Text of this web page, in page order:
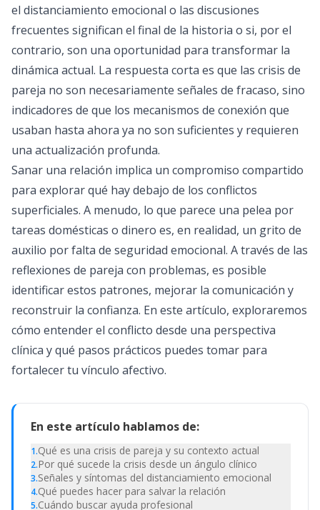
el distanciamiento emocional o las discusiones
frecuentes significan el final de la historia o si, por el
contrario, son una oportunidad para transformar la
dinámica actual. La respuesta corta es que las crisis de
pareja no son necesariamente señales de fracaso, sino
indicadores de que los mecanismos de conexión que
usaban hasta ahora ya no son suficientes y requieren
una actualización profunda.
Sanar una relación implica un compromiso compartido
para explorar qué hay debajo de los conflictos
superficiales. A menudo, lo que parece una pelea por
tareas domésticas o dinero es, en realidad, un grito de
auxilio por falta de seguridad emocional. A través de las
reflexiones de pareja con problemas, es posible
identificar estos patrones, mejorar la comunicación y
reconstruir la confianza. En este artículo, exploraremos
cómo entender el conflicto desde una perspectiva
clínica y qué pasos prácticos puedes tomar para
fortalecer tu vínculo afectivo.
En este artículo hablamos de:
1.Qué es una crisis de pareja y su contexto actual
2.Por qué sucede la crisis desde un ángulo clínico
3.Señales y síntomas del distanciamiento emocional
4.Qué puedes hacer para salvar la relación
5.Cuándo buscar ayuda profesional